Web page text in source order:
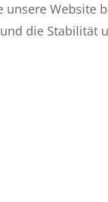
Website
die Stabilität